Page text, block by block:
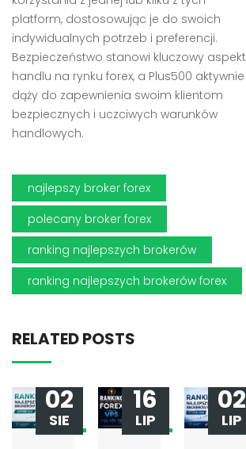
platform, dostosowując je do swoich
indywidualnych potrzeb i preferencji.
Bezpieczeństwo stanowi kluczowy aspekt
handlu na rynku forex, a Plus500 aktywnie
dąży do zapewnienia swoim klientom
bezpiecznych i uczciwych warunków
handlowych.
najlepszy broker forex
polecany broker forex
ranking najlepszych brokerów
ranking najlepszych brokerów forex
RELATED POSTS
02
SIE
16
LIP
02
LIP